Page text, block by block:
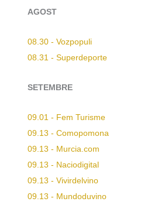
AGOST
08.30 - Vozpopuli
08.31 - Superdeporte
SETEMBRE
09.01 - Fem Turisme
09.13 - Comopomona
09.13 - Murcia.com
09.13 - Naciodigital
09.13 - Vivirdelvino
09.13 - Mundoduvino